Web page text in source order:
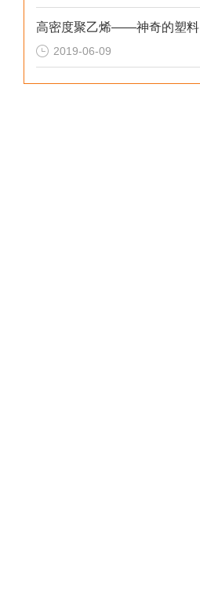
高密度聚乙烯——神奇的塑料
2019-06-09